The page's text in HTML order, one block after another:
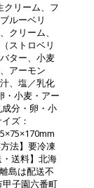
クリーム、フ
ルーベリ
クリーム、
ストロベリ
ター、小麦
アーモン
、塩／乳化
・小麦・アー
分・卵・小
ズ：
法】要冷凍
・送料】北海
島は配送不
子園六番町